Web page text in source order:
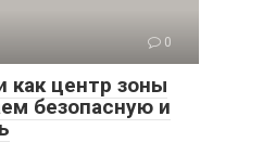
0
как центр зоны
безопасную и